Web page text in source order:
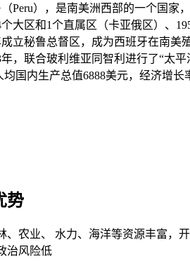
Peru），是南美洲西部的一个国家
大区和1个直属区（卡亚俄区）、
立秘鲁总督区，成为西班牙在南
年，联合玻利维亚同智利进行了“太
均国内生产总值6888美元，经济增
势
、农业、 水力、海洋等资源丰富，
治风险低